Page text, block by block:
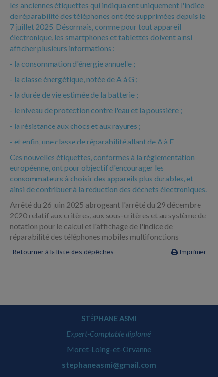
les anciennes étiquettes qui indiquaient uniquement l'indice
de réparabilité des téléphones ont été supprimées depuis le
7 juillet 2025. Désormais, comme pour tout appareil
électronique, les smartphones et tablettes doivent ainsi
afficher plusieurs informations :
- la consommation d'énergie annuelle ;
- la classe énergétique, notée de A à G ;
- la durée de vie estimée de la batterie ;
- le niveau de protection contre l'eau et la poussière ;
- la résistance aux chocs et aux rayures ;
- et enfin, une classe de réparabilité allant de A à E.
Ces nouvelles étiquettes, conformes à la réglementation
européenne, ont pour objectif d'encourager les
consommateurs à choisir des appareils plus durables, et
ainsi de contribuer à la réduction des déchets électroniques.
Arrêté du 26 juin 2025 abrogeant l'arrêté du 29 décembre
2020 relatif aux critères, aux sous-critères et au système de
notation pour le calcul et l'affichage de l'indice de
réparabilité des téléphones mobiles multifonctions
Retourner à la liste des dépêches Imprimer
STÉPHANE ASMI
Expert-Comptable diplomé
Moret-Loing-et-Orvanne
stephaneasmi@gmail.com